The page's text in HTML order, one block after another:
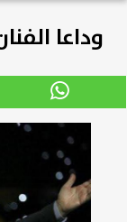
وداعا